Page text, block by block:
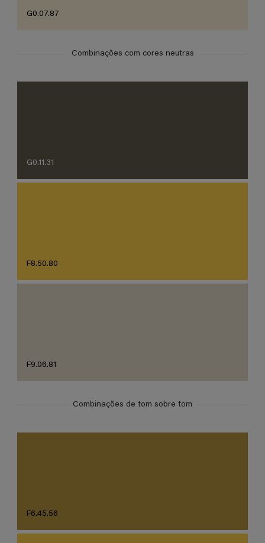
G0.07.87
Combinações com cores neutras
G0.11.31
F8.50.80
F9.06.81
Combinações de tom sobre tom
F6.45.56